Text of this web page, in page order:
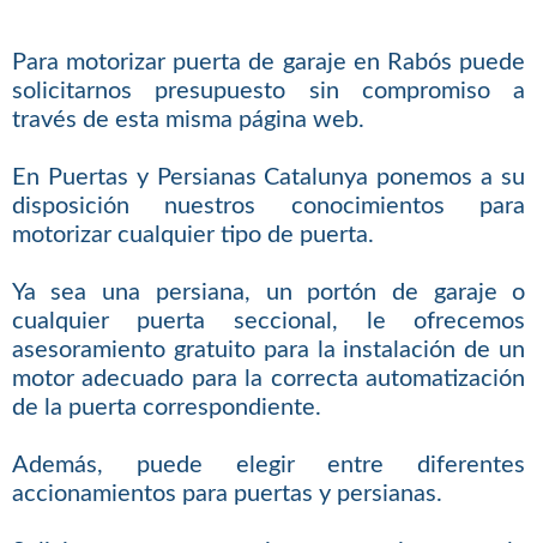
Para motorizar puerta de garaje en Rabós puede
solicitarnos presupuesto sin compromiso a
través de esta misma página web.
En Puertas y Persianas Catalunya ponemos a su
disposición nuestros conocimientos para
motorizar cualquier tipo de puerta.
Ya sea una persiana, un portón de garaje o
cualquier puerta seccional, le ofrecemos
asesoramiento gratuito para la instalación de un
motor adecuado para la correcta automatización
de la puerta correspondiente.
Además, puede elegir entre diferentes
accionamientos para puertas y persianas.